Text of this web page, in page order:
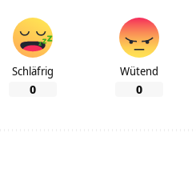
Schläfrig
0
Wütend
0